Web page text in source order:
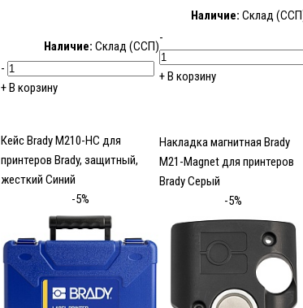
Наличие: Склад (ССП)
-
+В корзину
Наличие: Склад
-
+В корзину
Кейс Brady M210-HC для
принтеров Brady, защитный,
жесткий Синий
-5%
Накладка магнитная Brady
M21-Magnet для принтеров
Brady Серый
-5%